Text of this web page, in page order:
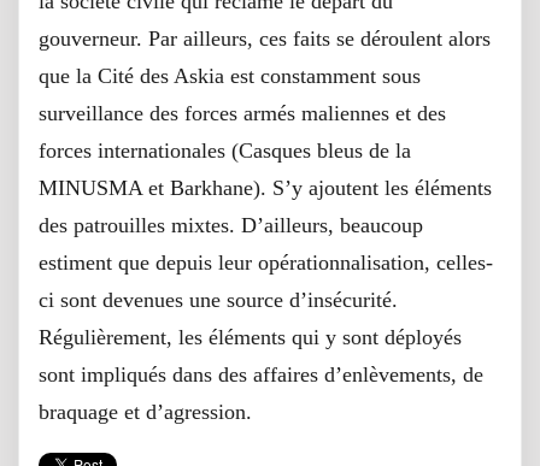
gouverneur. Par ailleurs, ces faits se déroulent alors
que la Cité des Askia est constamment sous
surveillance des forces armés maliennes et des
forces internationales (Casques bleus de la
MINUSMA et Barkhane). S’y ajoutent les éléments
des patrouilles mixtes. D’ailleurs, beaucoup
estiment que depuis leur opérationnalisation, celles-
ci sont devenues une source d’insécurité.
Régulièrement, les éléments qui y sont déployés
sont impliqués dans des affaires d’enlèvements, de
braquage et d’agression.